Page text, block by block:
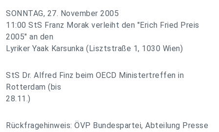
SONNTAG, 27. November 2005
11:00 StS Franz Morak verleiht den "Erich Fried Preis
2005" an den
Lyriker Yaak Karsunka (Lisztstraße 1, 1030 Wien)
StS Dr. Alfred Finz beim OECD Ministertreffen in
Rotterdam (bis
28.11.)
Rückfragehinweis: ÖVP Bundespartei, Abteilung Presse